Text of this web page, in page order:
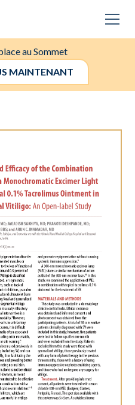
au Sommet
MAINTENANT